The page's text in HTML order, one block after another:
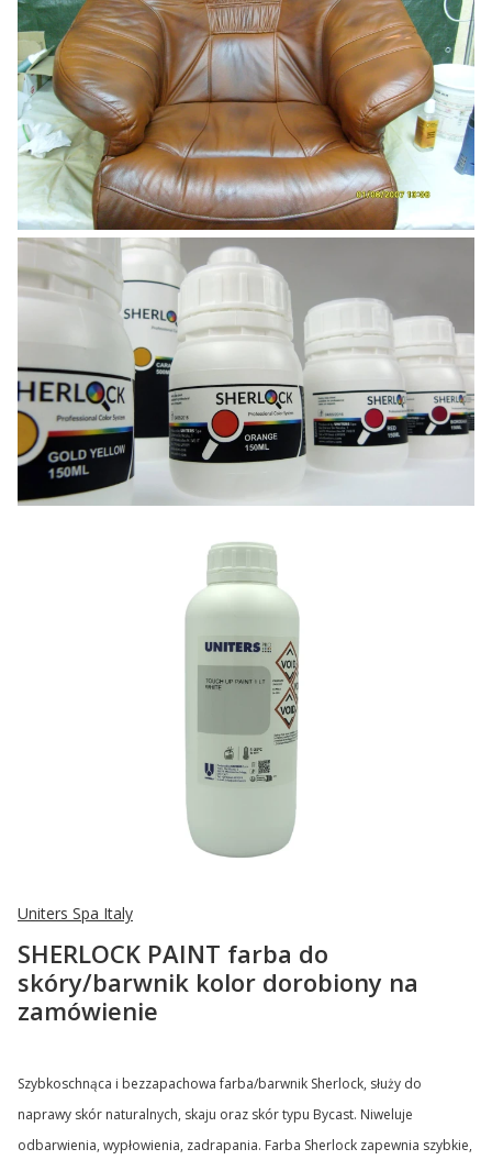
Uniters Spa Italy
SHERLOCK PAINT farba do
skóry/barwnik kolor dorobiony na
zamówienie
Szybkoschnąca i bezzapachowa farba/barwnik Sherlock, służy do
naprawy skór naturalnych, skaju oraz skór typu Bycast. Niweluje
odbarwienia, wypłowienia, zadrapania. Farba Sherlock zapewnia szybkie,